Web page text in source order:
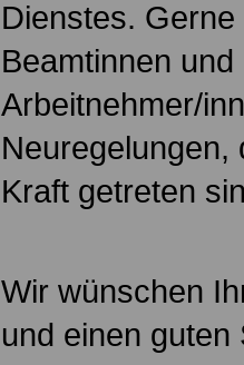
Dienstes.
Beamtinnen
Arbeitnehmer/
Neuregelungen,
Kraft getreten
Wir wünschen
und einen guten